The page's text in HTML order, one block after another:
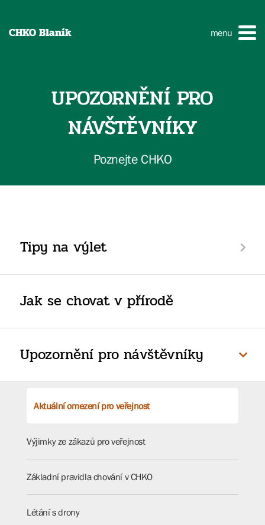
CHKO Blaník menu
UPOZORNĚNÍ PRO
NÁVŠTĚVNÍKY
Poznejte CHKO
Tipy na výlet
Jak se chovat v přírodě
Upozornění pro návštěvníky
Aktuální omezení pro veřejnost
Výjimky ze zákazů pro veřejnost
Základní pravidla chování v CHKO
Létání s drony